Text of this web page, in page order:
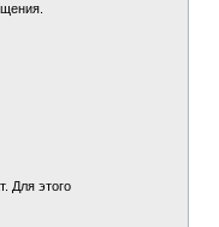
Для этого